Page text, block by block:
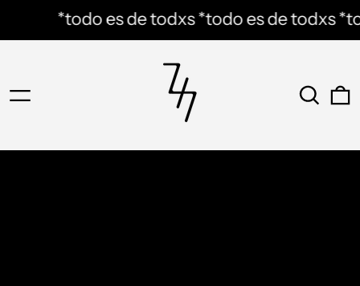
*todo es de todxs*todo es de todxs
Menú Buscar